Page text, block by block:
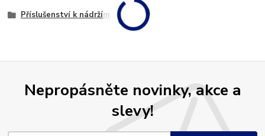
Příslušenství k nádržím
Nepropásněte novinky, akce a
slevy!